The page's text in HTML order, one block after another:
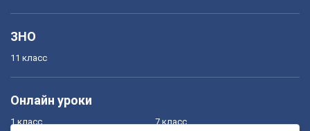
ЗНО
11 класс
Онлайн уроки
1 класс 7 класс